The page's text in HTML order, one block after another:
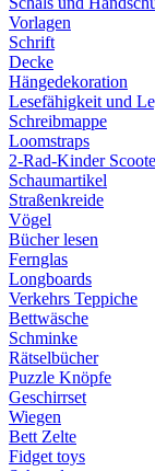
Vorlagen
Schrift
Decke
Hängedekoration
Lesefähigkeit und
Schreibmappe
Loomstraps
2-Rad-Kinder
Schaumartikel
Straßenkreide
Vögel
Bücher lesen
Fernglas
Longboards
Verkehrs Teppiche
Bettwäsche
Schminke
Rätselbücher
Puzzle Knöpfe
Geschirrset
Wiegen
Bett Zelte
Fidget toys